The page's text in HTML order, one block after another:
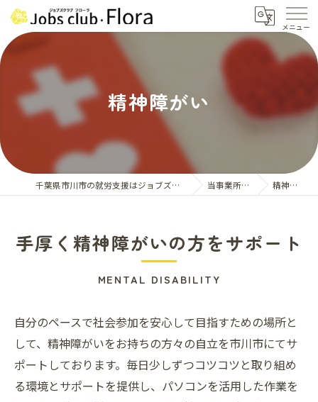
精神障がい
千葉県市川市の就労支援はジョブズクラブ・フローラ 当事業所の特徴 精神障がい
手厚く精神障がいの方をサポート
MENTAL DISABILITY
自分のペースで社会参加を安心して目指すための場所と
して、精神障がいをお持ちの方々の自立を市川市にてサ
ポートしております。毎日少しずつコツコツと取り組め
る環境とサポートを提供し、パソコンを活用した作業を